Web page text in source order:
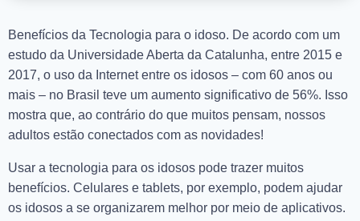
Benefícios da Tecnologia para o idoso. De acordo com um
estudo da Universidade Aberta da Catalunha, entre 2015 e
2017, o uso da Internet entre os idosos – com 60 anos ou
mais – no Brasil teve um aumento significativo de 56%. Isso
mostra que, ao contrário do que muitos pensam, nossos
adultos estão conectados com as novidades!
Usar a tecnologia para os idosos pode trazer muitos
benefícios. Celulares e tablets, por exemplo, podem ajudar
os idosos a se organizarem melhor por meio de aplicativos.